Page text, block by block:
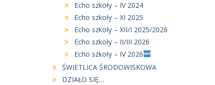
Echo szkoły – IV 2024
Echo szkoły – XI 2025
Echo szkoły – XII/I 2025/2026
Echo szkoły – II/III 2026
Echo szkoły – IV 2026
ŚWIETLICA ŚRODOWISKOWA
DZIAŁO SIĘ…